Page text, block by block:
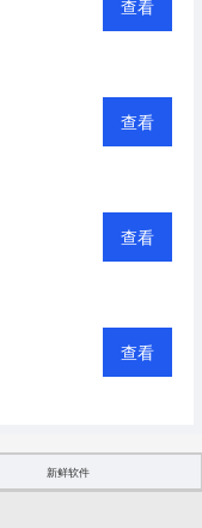
查看
查看
查看
查看
新鲜软件